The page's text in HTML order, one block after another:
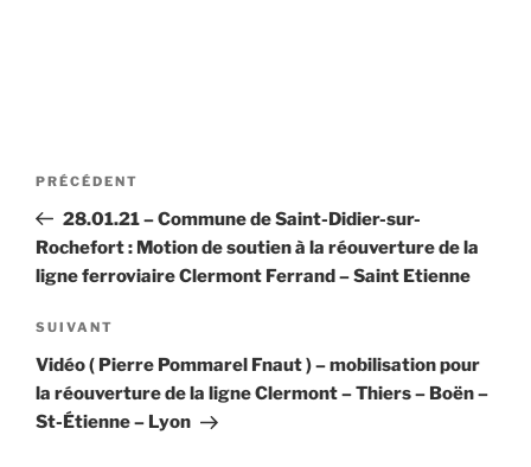
Navigation
l’article
Article
précédent
PRÉCÉDENT
28.01.21 – Commune de Saint-Didier-sur-
Rochefort : Motion de soutien à la réouverture de la
ligne ferroviaire Clermont Ferrand – Saint Etienne
Article
suivant
SUIVANT
Vidéo ( Pierre Pommarel Fnaut ) – mobilisation pour
la réouverture de la ligne Clermont – Thiers – Boën –
St-Étienne – Lyon